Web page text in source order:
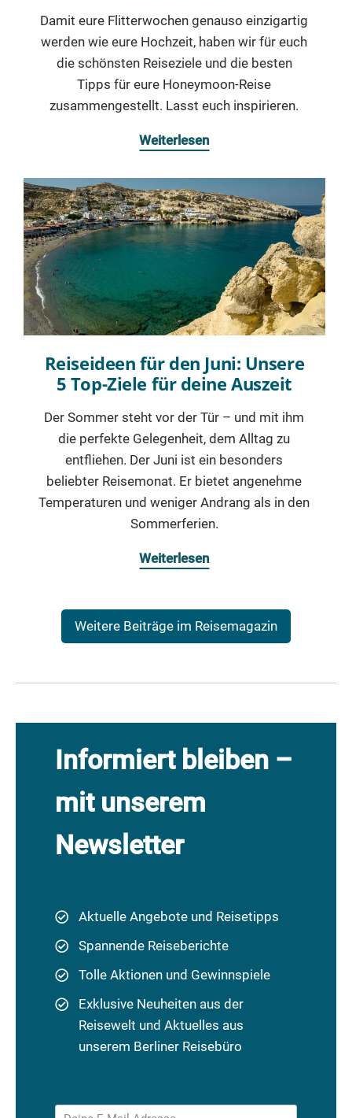
Damit eure Flitterwochen genauso einzigartig
werden wie eure Hochzeit, haben wir für euch
die schönsten Reiseziele und die besten
Tipps für eure Honeymoon-Reise
zusammengestellt. Lasst euch inspirieren.
Weiterlesen
Reiseideen für den Juni: Unsere
5 Top-Ziele für deine Auszeit
Der Sommer steht vor der Tür – und mit ihm
die perfekte Gelegenheit, dem Alltag zu
entfliehen. Der Juni ist ein besonders
beliebter Reisemonat. Er bietet angenehme
Temperaturen und weniger Andrang als in den
Sommerferien.
Weiterlesen
Weitere Beiträge im Reisemagazin
Informiert bleiben –
mit unserem
Newsletter
Aktuelle Angebote und Reisetipps
Spannende Reiseberichte
Tolle Aktionen und Gewinnspiele
Exklusive Neuheiten aus der
Reisewelt und Aktuelles aus
unserem Berliner Reisebüro